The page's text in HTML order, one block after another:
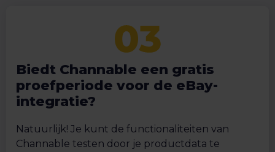
Biedt Channable een gratis
proefperiode voor de eBay-
integratie?
Natuurlijk! Je kunt de functionaliteiten van
Channable testen door je productdata te